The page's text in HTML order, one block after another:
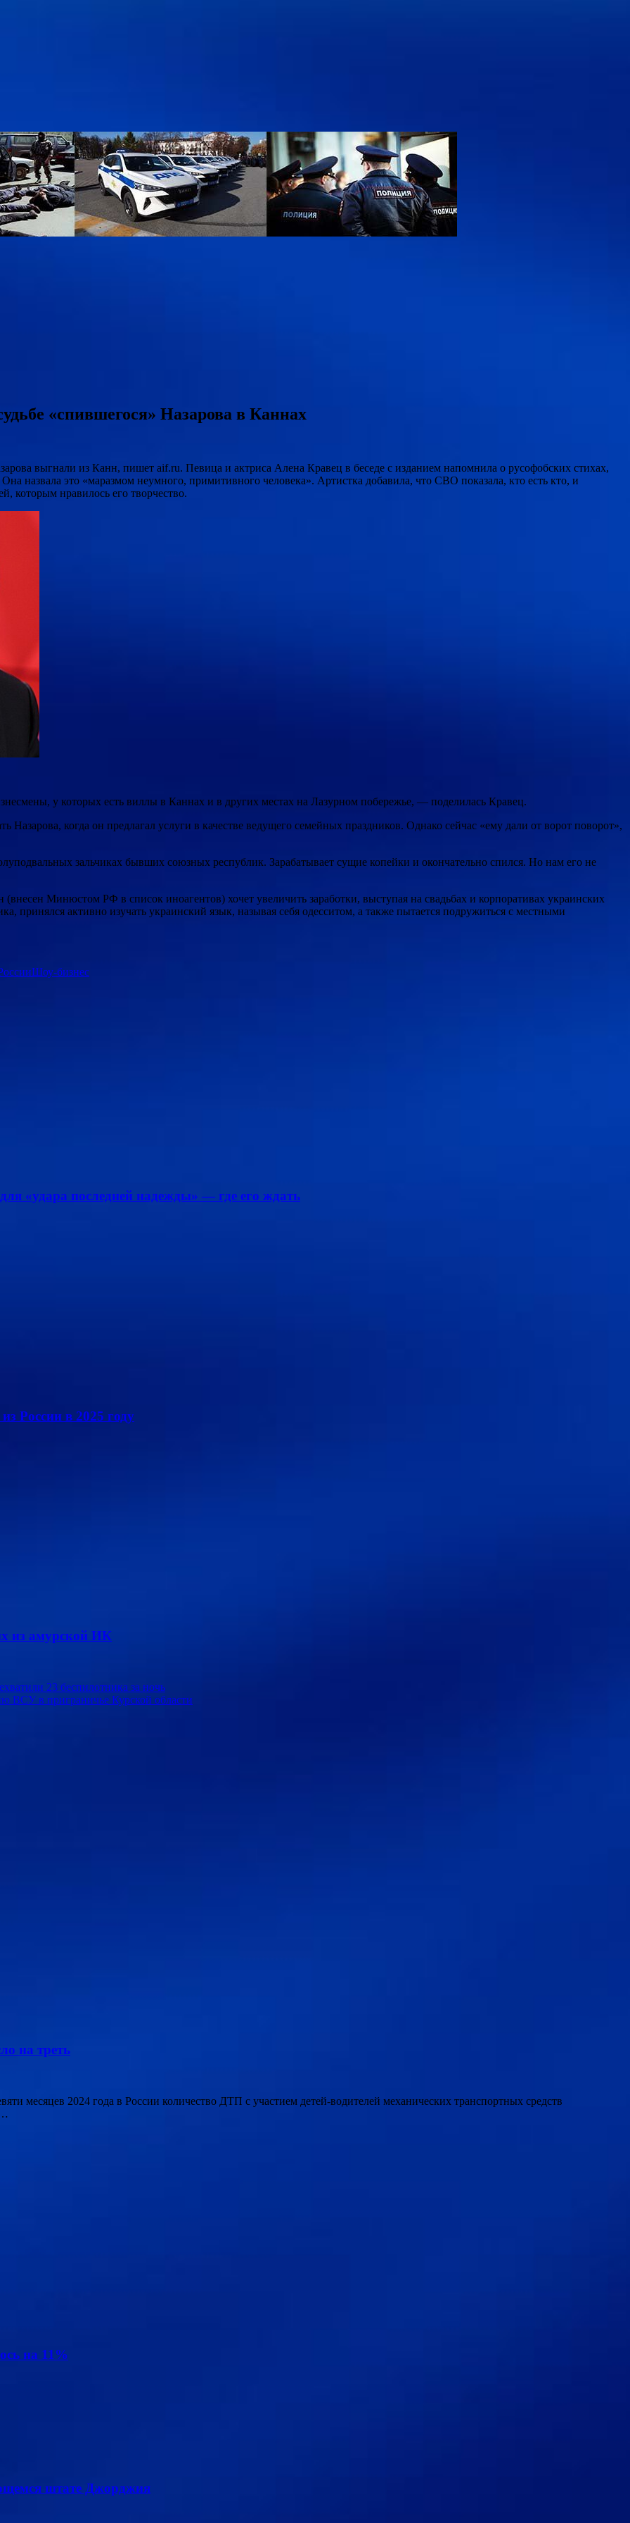
«спившегося» Назарова в Каннах
выгнали из Канн, пишет aif.ru. Певица и актриса Алена Кравец в беседе с изданием напомнила о русофобских стихах,
назвала это «маразмом неумного, примитивного человека». Артистка добавила, что СВО показала, кто есть кто, и
которым нравилось его творчество.
у которых есть виллы в Каннах и в других местах на Лазурном побережье, — поделилась Кравец.
когда он предлагал услуги в качестве ведущего семейных праздников. Однако сейчас «ему дали от ворот поворот»,
зальчиках бывших союзных республик. Зарабатывает сущие копейки и окончательно спился. Но нам его не
Минюстом РФ в список иноагентов) хочет увеличить заработки, выступая на свадьбах и корпоративах украинских
принялся активно изучать украинский язык, называя себя одесситом, а также пытается подружиться с местными
Шоу-бизнес
«удара последней надежды» — где его ждать
России в 2025 году
из амурской ИК
23 беспилотника за ночь
ВСУ в приграничье Курской области
на треть
месяцев 2024 года в России количество ДТП с участием детей-водителей механических транспортных средств
…
на 11%
штате Джорджия